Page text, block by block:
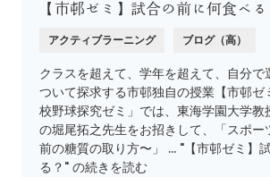
【市邨ゼミ】試合の前に何食べる
アクティブラーニング ブログ（高）
クラスを超えて、学年を超えて、自分で
ついて探求する市邨独自の授業【市邨ゼ
校野球探究ゼミ」では、東海学園大学教
の堀尾拓之先生をお招きして、「スポー
前の糖質の取り方〜」 … "【市邨ゼミ】
る？" の続きを読む